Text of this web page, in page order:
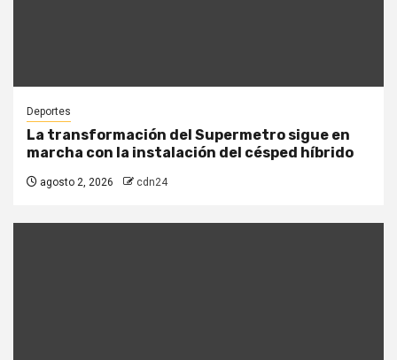
Deportes
La transformación del Supermetro sigue en
marcha con la instalación del césped híbrido
agosto 2, 2026 cdn24